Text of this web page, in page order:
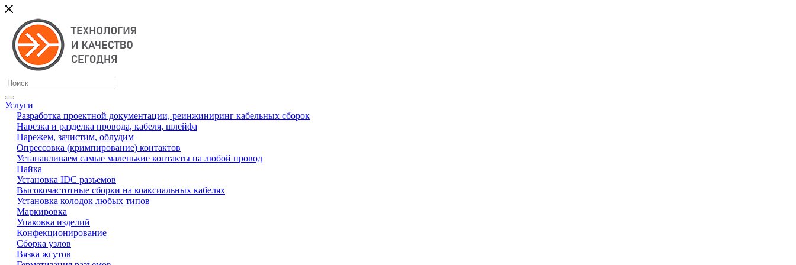
Услуги
Разработка проектной документации, реинжиниринг кабельных сборок
Нарезка и разделка провода, кабеля, шлейфа
Нарежем, зачистим, облудим
Опрессовка (кримпирование) контактов
Устанавливаем самые маленькие контакты на любой провод
Пайка
Установка IDC разъемов
Высокочастотные сборки на коаксиальных кабелях
Установка колодок любых типов
Маркировка
Упаковка изделий
Конфекционирование
Сборка узлов
Вязка жгутов